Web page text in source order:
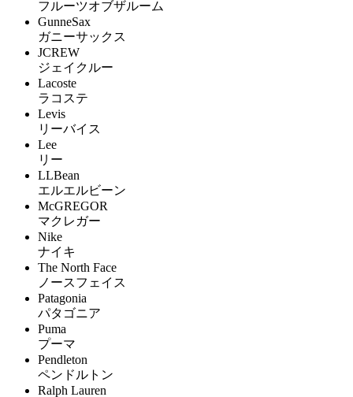
フルーツオブザルーム
GunneSax
ガニーサックス
JCREW
ジェイクルー
Lacoste
ラコステ
Levis
リーバイス
Lee
リー
LLBean
エルエルビーン
McGREGOR
マクレガー
Nike
ナイキ
The North Face
ノースフェイス
Patagonia
パタゴニア
Puma
プーマ
Pendleton
ペンドルトン
Ralph Lauren